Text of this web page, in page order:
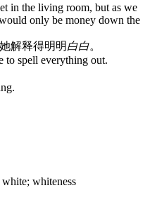
in the living room, but as we
only be money down the
解释得明明白白。
to spell everything out.
whiteness